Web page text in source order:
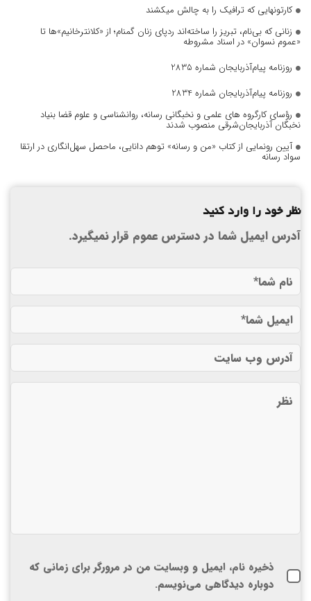
کارتونهایی که ترافیک را به چالش میکشند
زنانی که بی‌نام، تبریز را ساخته‌اند ردپای زنان گمنام؛ از «کلانترخانیم»ها تا
«عموم نسوان» در اسناد مشروطه
روزنامه پیام‌آذربایجان شماره 2835
روزنامه پیام‌آذربایجان شماره 2834
رؤسای کارگروه های علمی و نخبگانی رسانه، روانشناسی و علوم قضا بنیاد
نخبگان آذربایجان‌شرقی منصوب شدند
آیین رونمایی از کتاب «من و رسانه» توهم دانایی، ماحصل سهل‌انگاری در ارتقا
سواد رسانه
نظر خود را وارد کنید
آدرس ایمیل شما در دسترس عموم قرار نمیگیرد.
ذخیره نام، ایمیل و وبسایت من در مرورگر برای زمانی که
دوباره دیدگاهی می‌نویسم.